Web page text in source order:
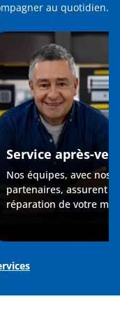
au quotidien.
Service après-
Nos équipes, avec nos
partenaires, assurent la
réparation de votre